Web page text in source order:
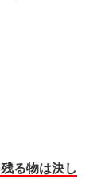
る物は決し